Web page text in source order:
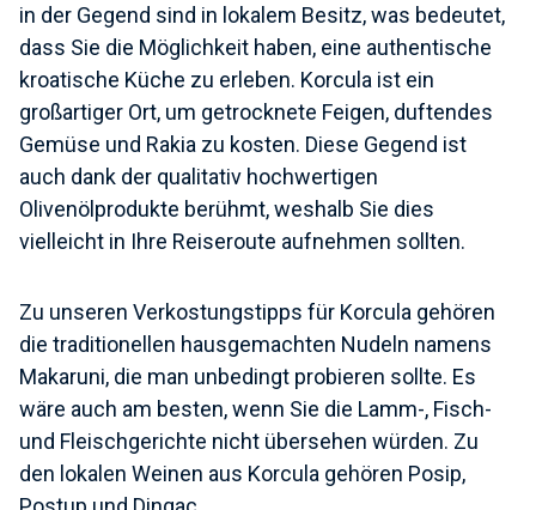
in der Gegend sind in lokalem Besitz, was bedeutet,
dass Sie die Möglichkeit haben, eine authentische
kroatische Küche zu erleben. Korcula ist ein
großartiger Ort, um getrocknete Feigen, duftendes
Gemüse und Rakia zu kosten. Diese Gegend ist
auch dank der qualitativ hochwertigen
Olivenölprodukte berühmt, weshalb Sie dies
vielleicht in Ihre Reiseroute aufnehmen sollten.
Zu unseren Verkostungstipps für Korcula gehören
die traditionellen hausgemachten Nudeln namens
Makaruni, die man unbedingt probieren sollte. Es
wäre auch am besten, wenn Sie die Lamm-, Fisch-
und Fleischgerichte nicht übersehen würden. Zu
den lokalen Weinen aus Korcula gehören Posip,